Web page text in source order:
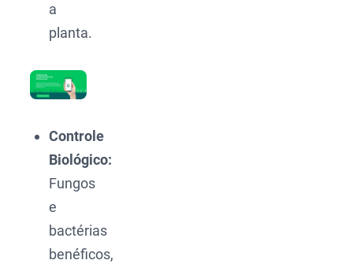
a
planta.
Controle
Biológico:
Fungos
e
bactérias
benéficos,